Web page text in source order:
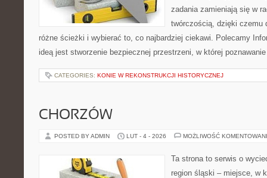
zadania zamieniają się w
twórczością, dzięki czemu
różne ścieżki i wybierać to, co najbardziej ciekawi. Polecamy
ideą jest stworzenie bezpiecznej przestrzeni, w której
CATEGORIES: KONIE W REKONSTRUKCJI HISTORYCZNEJ
CHORZÓW
POSTED BY ADMIN LUT - 4 - 2026 MOŻLIWOŚĆ
Ta strona to serwis o
region śląski – miejsce, w